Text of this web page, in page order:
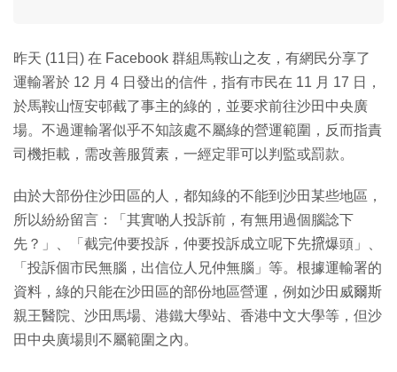
昨天 (11日) 在 Facebook 群組馬鞍山之友，有網民分享了
運輸署於 12 月 4 日發出的信件，指有巿民在 11 月 17 日，
於馬鞍山恆安邨截了事主的綠的，並要求前往沙田中央廣
場。不過運輸署似乎不知該處不屬綠的營運範圍，反而指責
司機拒載，需改善服質素，一經定罪可以判監或罰款。
由於大部份住沙田區的人，都知綠的不能到沙田某些地區，
所以紛紛留言：「其實啲人投訴前，有無用過個腦諗下
先？」、「截完仲要投訴，仲要投訴成立呢下先𢱑爆頭」、
「投訴個市民無腦，出信位人兄仲無腦」等。根據運輸署的
資料，綠的只能在沙田區的部份地區營運，例如沙田威爾斯
親王醫院、沙田馬場、港鐵大學站、香港中文大學等，但沙
田中央廣場則不屬範圍之內。